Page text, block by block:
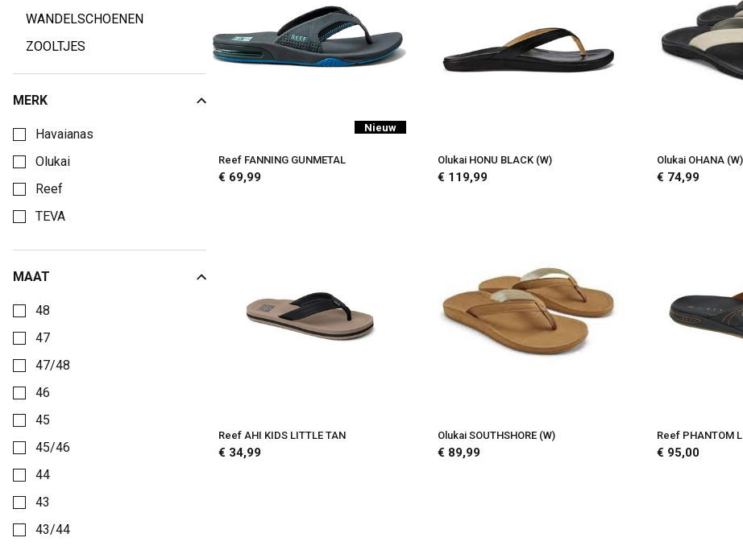
WANDELSCHOENEN
ZOOLTJES
MERK
Havaianas
Olukai
Reef
TEVA
MAAT
48
47
47/48
46
45
45/46
44
43
43/44
Nieuw
Reef FANNING GUNMETAL
€ 69,99
Olukai HONU BLACK (W)
€ 119,99
Olukai OHANA
€ 74,99
Reef AHI KIDS LITTLE TAN
€ 34,99
Olukai SOUTHSHORE (W)
€ 89,99
Reef PHANTOM
€ 95,00